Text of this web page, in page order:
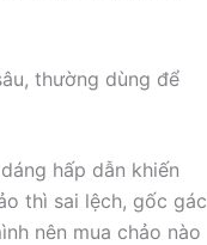
thường dùng để
hấp dẫn khiến
thì sai lệch, gốc gác
nên mua chảo nào